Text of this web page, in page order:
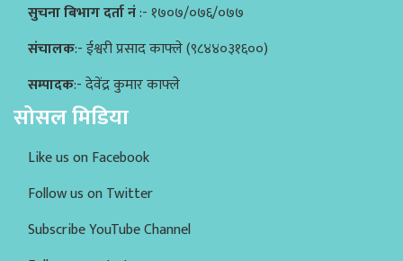
सुचना बिभाग दर्ता नं:- १७०७/०७६/०७७
संचालक:- ईश्वरी प्रसाद काफ्ले (९८४४०३१६००)
सम्पादक:- देवेंद्र कुमार काफ्ले
सोसल मिडिया
Like us on Facebook
Follow us on Twitter
Subscribe YouTube Channel